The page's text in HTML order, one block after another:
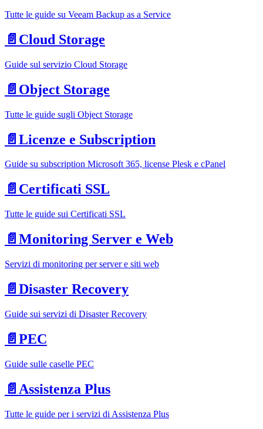
Tutte le guide su Veeam Backup as a Service
📄️ Cloud Storage
Guide sul servizio Cloud Storage
📄️ Object Storage
Tutte le guide sugli Object Storage
📄️ Licenze e Subscription
Guide su subscription Microsoft 365, license Plesk e cPanel
📄️ Certificati SSL
Tutte le guide sui Certificati SSL
📄️ Monitoring Server e Web
Servizi di monitoring per server e siti web
📄️ Disaster Recovery
Guide sui servizi di Disaster Recovery
📄️ PEC
Guide sulle caselle PEC
📄️ Assistenza Plus
Tutte le guide per i servizi di Assistenza Plus